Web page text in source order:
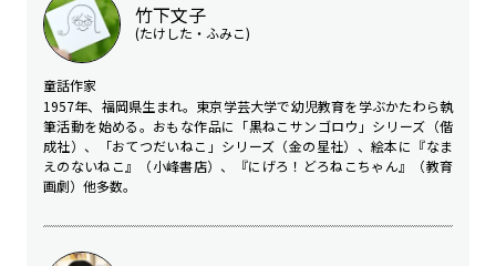
竹下文子
(たけした・ふみこ)
童話作家
1957年、福岡県生まれ。東京学芸大学で幼児教育を学ぶかたわら執
筆活動を始める。おもな作品に「黒ねこサンゴロウ」シリーズ（偕
成社）、「おてつだいねこ」シリーズ（金の星社）、絵本に『なま
えのないねこ』（小峰書店）、『にげろ！どろねこちゃん』（教育
画劇）他多数。